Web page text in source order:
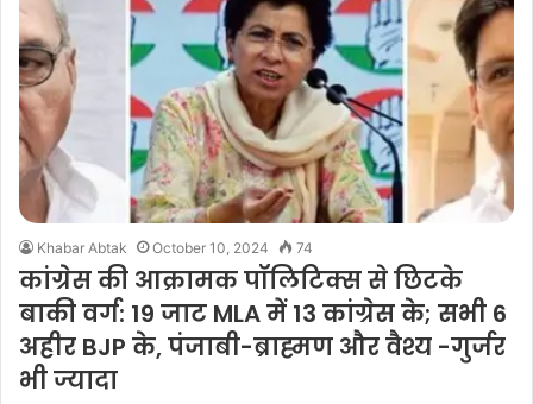
Khabar Abtak October 10, 2024 74
कांग्रेस की आक्रामक पॉलिटिक्स से छिटके
बाकी वर्ग: 19 जाट MLA में 13 कांग्रेस के; सभी 6
अहीर BJP के, पंजाबी-ब्राह्मण और वैश्य -गुर्जर
भी ज्यादा